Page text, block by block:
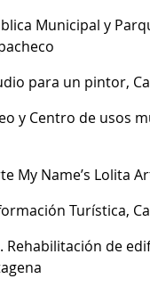
Municipal y
para un pintor,
y Centro de usos
My Name’s Lolita
Turística,
Rehabilitación de